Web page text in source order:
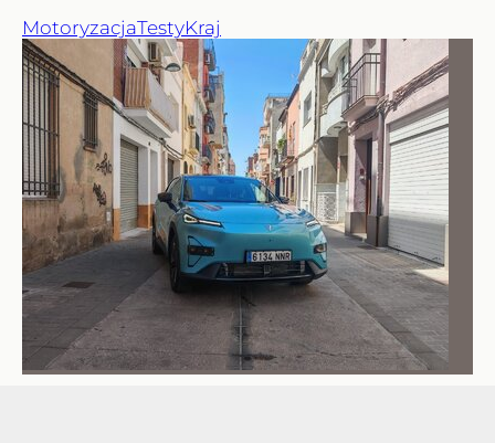
MotoryzacjaTestyKraj